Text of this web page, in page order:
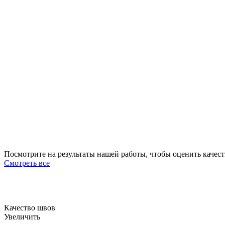
Посмотрите на результаты нашей работы, чтобы оценить
Смотреть все
Качество швов
Увеличить